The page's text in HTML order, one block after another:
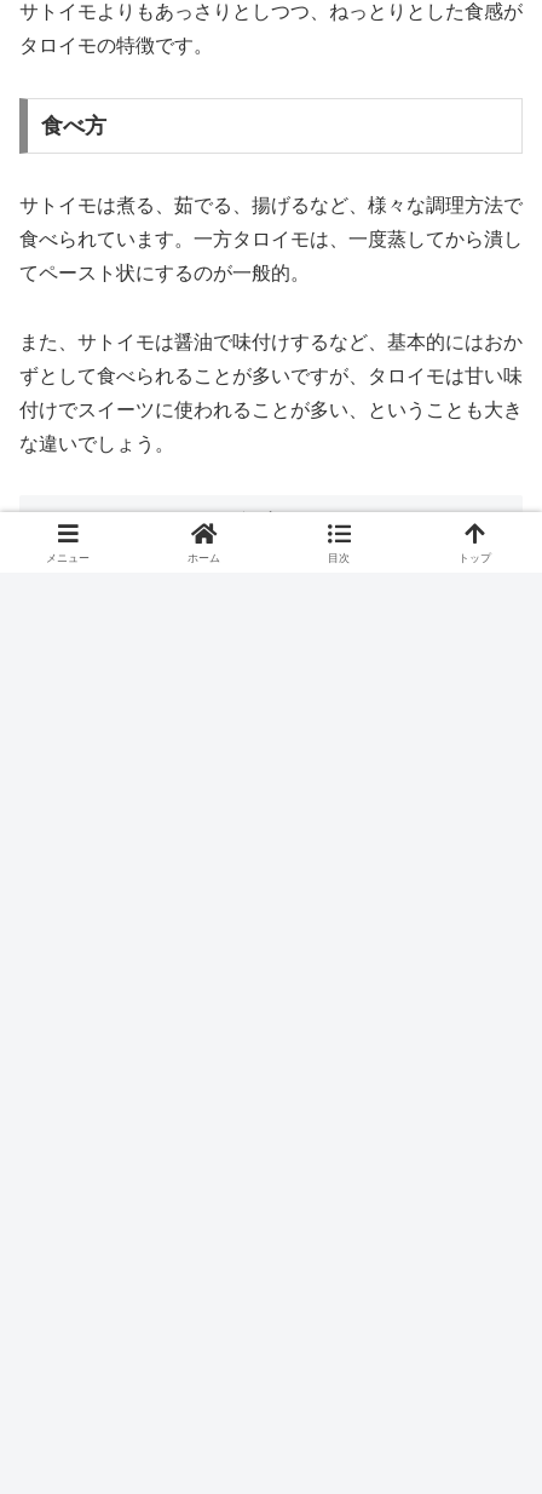
サトイモよりもあっさりとしつつ、ねっとりとした食感が
タロイモの特徴です。
食べ方
サトイモは煮る、茹でる、揚げるなど、様々な調理方法で
食べられています。一方タロイモは、一度蒸してから潰し
てペースト状にするのが一般的。
また、サトイモは醤油で味付けするなど、基本的にはおか
ずとして食べられることが多いですが、タロイモは甘い味
付けでスイーツに使われることが多い、ということも大き
な違いでしょう。
タロイモを使った台湾スイーツ
メニュー ホーム 目次 トップ